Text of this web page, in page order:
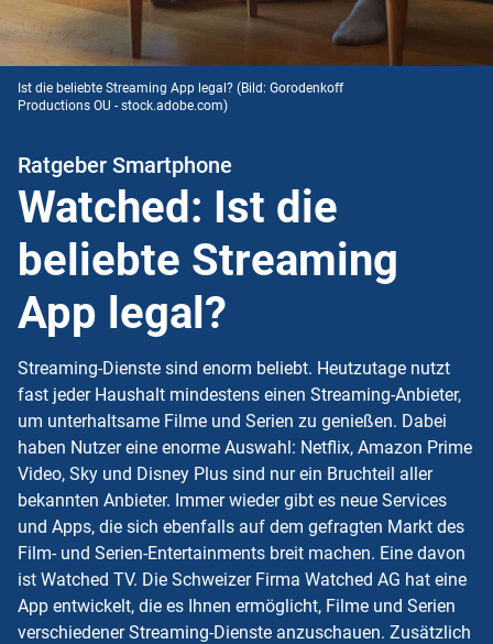
Ist die beliebte Streaming App legal? (Bild: Gorodenkoff
Productions OU - stock.adobe.com)
Ratgeber Smartphone
Watched: Ist die
beliebte Streaming
App legal?
Streaming-Dienste sind enorm beliebt. Heutzutage nutzt
fast jeder Haushalt mindestens einen Streaming-Anbieter,
um unterhaltsame Filme und Serien zu genießen. Dabei
haben Nutzer eine enorme Auswahl: Netflix, Amazon Prime
Video, Sky und Disney Plus sind nur ein Bruchteil aller
bekannten Anbieter. Immer wieder gibt es neue Services
und Apps, die sich ebenfalls auf dem gefragten Markt des
Film- und Serien-Entertainments breit machen. Eine davon
ist Watched TV. Die Schweizer Firma Watched AG hat eine
App entwickelt, die es Ihnen ermöglicht, Filme und Serien
verschiedener Streaming-Dienste anzuschauen. Zusätzlich